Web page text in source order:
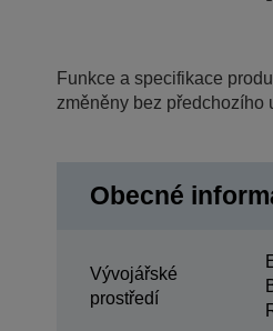
Funkce a specifikace
změněny bez předchozího
Obecné
Vývojářské
prostředí